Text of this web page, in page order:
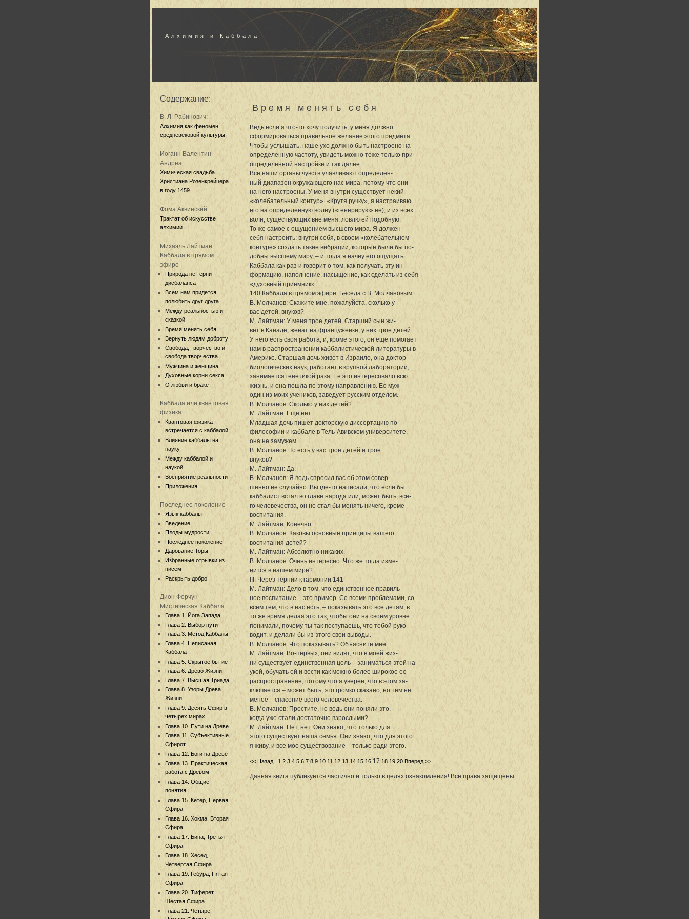
Алхимия и Каббала
Содержание:
В. Л. Рабинович:
Алхимия как феномен
средневековой культуры
Иоганн Валентин
Андреа:
Химическая свадьба
Христиана Розенкрейцера
в году 1459
Фома Аквинский:
Трактат об искусстве
алхимии
Михаэль Лайтман:
Каббала в прямом
эфире
Природа не терпит
дисбаланса
Всем нам придется
полюбить друг друга
Между реальностью и
сказкой
Время менять себя
Вернуть людям доброту
Свобода, творчество и
свобода творчества
Мужчина и женщина
Духовные корни секса
О любви и браке
Каббала или квантовая
физика
Квантовая физика
встречается с каббалой
Влияние каббалы на
науку
Между каббалой и
наукой
Восприятие реальности
Приложения
Последнее поколение
Язык каббалы
Введение
Плоды мудрости
Последнее поколение
Дарование Торы
Избранные отрывки из
писем
Раскрыть добро
Дион Форчун
Мистическая Каббала
Глава 1. Йога Запада
Глава 2. Выбор пути
Глава 3. Метод Каббалы
Глава 4. Неписаная
Каббала
Глава 5. Скрытое бытие
Глава 6. Древо Жизни
Глава 7. Высшая Триада
Глава 8. Узоры Древа
Жизни
Глава 9. Десять Сфир в
четырех мирах
Глава 10. Пути на Древе
Глава 11. Субъективные
Сфирот
Глава 12. Боги на Древе
Глава 13. Практическая
работа с Древом
Глава 14. Общие
понятия
Глава 15. Кетер, Первая
Сфира
Глава 16. Хокма, Вторая
Сфира
Глава 17. Бина, Третья
Сфира
Глава 18. Хесед,
Четвертая Сфира
Глава 19. Гебура, Пятая
Сфира
Глава 20. Тиферет,
Шестая Сфира
Глава 21. Четыре
Время менять себя
Ведь если я что-то хочу получить, у меня должно
сформироваться правильное желание этого предмета.
Чтобы услышать, наше ухо должно быть настроено на
определенную частоту, увидеть можно тоже только при
определенной настройке и так далее.
Все наши органы чувств улавливают определен-
ный диапазон окружающего нас мира, потому что они
на него настроены. У меня внутри существует некий
«колебательный контур». «Крутя ручку», я настраиваю
его на определенную волну («генерирую» ее), и из всех
волн, существующих вне меня, ловлю ей подобную.
То же самое с ощущением высшего мира. Я должен
себя настроить: внутри себя, в своем «колебательном
контуре» создать такие вибрации, которые были бы по-
добны высшему миру, – и тогда я начну его ощущать.
Каббала как раз и говорит о том, как получать эту ин-
формацию, наполнение, насыщение, как сделать из себя
«духовный приемник».
140 Каббала в прямом эфире. Беседа с В. Молчановым
В. Молчанов: Скажите мне, пожалуйста, сколько у
вас детей, внуков?
М. Лайтман: У меня трое детей. Старший сын жи-
вет в Канаде, женат на француженке, у них трое детей.
У него есть своя работа, и, кроме этого, он еще помогает
нам в распространении каббалистической литературы в
Америке. Старшая дочь живет в Израиле, она доктор
биологических наук, работает в крупной лаборатории,
занимается генетикой рака. Ее это интересовало всю
жизнь, и она пошла по этому направлению. Ее муж –
один из моих учеников, заведует русским отделом.
В. Молчанов: Сколько у них детей?
М. Лайтман: Еще нет.
Младшая дочь пишет докторскую диссертацию по
философии и каббале в Тель-Авивском университете,
она не замужем.
В. Молчанов: То есть у вас трое детей и трое
внуков?
М. Лайтман: Да.
В. Молчанов: Я ведь спросил вас об этом совер-
шенно не случайно. Вы где-то написали, что если бы
каббалист встал во главе народа или, может быть, все-
го человечества, он не стал бы менять ничего, кроме
воспитания.
М. Лайтман: Конечно.
В. Молчанов: Каковы основные принципы вашего
воспитания детей?
М. Лайтман: Абсолютно никаких.
В. Молчанов: Очень интересно. Что же тогда изме-
нится в нашем мире?
III. Через тернии к гармонии 141
М. Лайтман: Дело в том, что единственное правиль-
ное воспитание – это пример. Со всеми проблемами, со
всем тем, что в нас есть, – показывать это все детям, в
то же время делая это так, чтобы они на своем уровне
понимали, почему ты так поступаешь, что тобой руко-
водит, и делали бы из этого свои выводы.
В. Молчанов: Что показывать? Объясните мне.
М. Лайтман: Во-первых, они видят, что в моей жиз-
ни существует единственная цель – заниматься этой на-
укой, обучать ей и вести как можно более широкое ее
распространение, потому что я уверен, что в этом за-
ключается – может быть, это громко сказано, но тем не
менее – спасение всего человечества.
В. Молчанов: Простите, но ведь они поняли это,
когда уже стали достаточно взрослыми?
М. Лайтман: Нет, нет. Они знают, что только для
этого существует наша семья. Они знают, что для этого
я живу, и все мое существование – только ради этого.
<< Назад 1 2 3 4 5 6 7 8 9 10 11 12 13 14 15 16 17 18 19 20 Вперед >>
Данная книга публикуется частично и только в целях ознакомления! Все права защищены.